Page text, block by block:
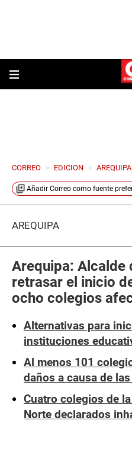
CORREO > EDICION > AREQUIPA
Añadir Correo como fuente
AREQUIPA
Arequipa: Alcalde
retrasar el inicio
ocho colegios
Alternativas para
instituciones
Al menos 101
daños a causa de
Cuatro colegios de
Norte declarados